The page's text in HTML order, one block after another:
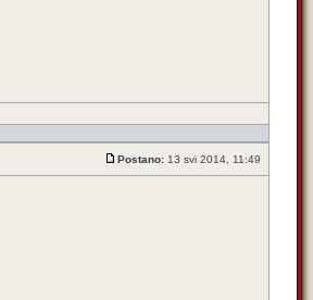
Postano: 13 svi 2014, 11:49